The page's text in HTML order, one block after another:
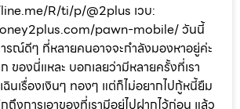
R/ti/p/@2plus เวบ:
pawn-mobile/ วันนี้
รณ์ดีๆ ที่หลายคนอาจจะกำลังมองหาอยู่ค่ะ
ของนี่แหละ บอกเลยว่ามีหลายครั้งที่เรา
ฉินเรื่องเงินๆ ทองๆ แต่ก็ไม่อยากไปกู้หนี้ยืม
ถึงการเอาของที่เรามีอยู่ไปฝากไว้ก่อน แล้ว